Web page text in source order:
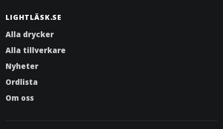
LIGHTLÄSK.SE
Alla drycker
Alla tillverkare
Nyheter
Ordlista
Om oss